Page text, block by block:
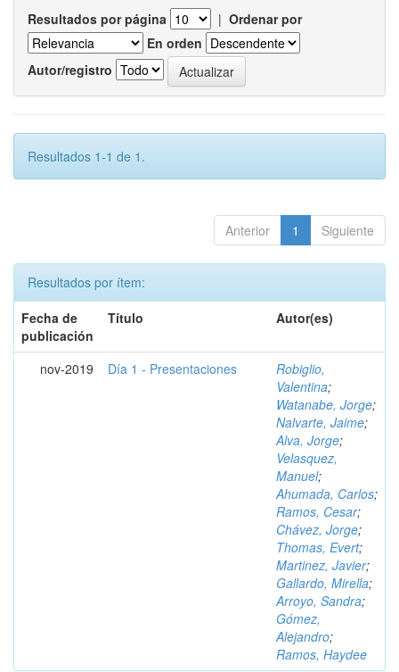
Resultados por página | Ordenar por
En orden
Autor/registro
Resultados 1-1 de 1.
Anterior 1 Siguiente
Resultados por ítem:
Fecha de
publicación
Título Autor(es)
nov-2019 Día 1 - Presentaciones
Robiglio,
Valentina;
Watanabe, Jorge;
Nalvarte, Jaime;
Alva, Jorge;
Velasquez,
Manuel;
Ahumada, Carlos;
Ramos, Cesar;
Chávez, Jorge;
Thomas, Evert;
Martinez, Javier;
Gallardo, Mirella;
Arroyo, Sandra;
Gómez,
Alejandro;
Ramos, Haydee